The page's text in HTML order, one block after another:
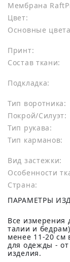
Мембрана
Цвет:
Основные
Принт:
Состав ткани:
Подкладка:
Тип воротника:
Покрой/Силуэт:
Тип рукава:
Тип карманов:
Вид застежки:
Особенности
Страна:
ПАРАМЕТРЫ
Все измерения
талии и
менее 11-20 см
для одежды - от
изделия.